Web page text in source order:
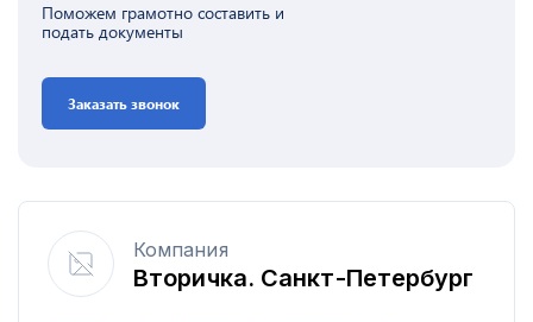
Поможем грамотно составить и
подать документы
Заказать звонок
Компания
Вторичка. Санкт-Петербург